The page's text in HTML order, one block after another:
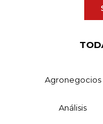
Agronegocios
Análisis